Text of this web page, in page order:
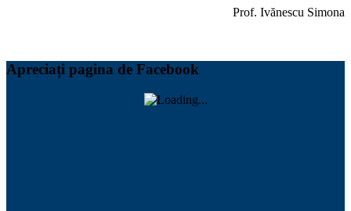
Prof. Ivănescu Simona
Apreciați pagina de Facebook